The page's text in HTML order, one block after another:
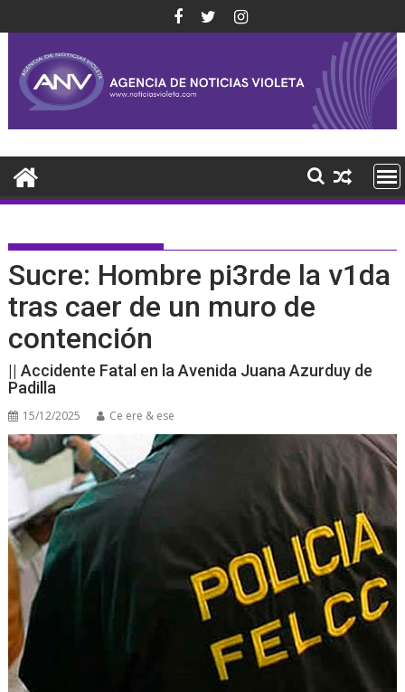
al
contenido
Sucre: Hombre pi3rde la v1da
tras caer de un muro de
contención
|| Accidente Fatal en la Avenida Juana Azurduy de
Padilla
15/12/2025 Ce ere & ese